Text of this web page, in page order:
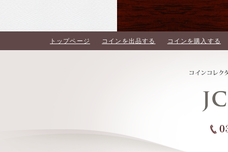
トップページ コインを出品する コインを購入する